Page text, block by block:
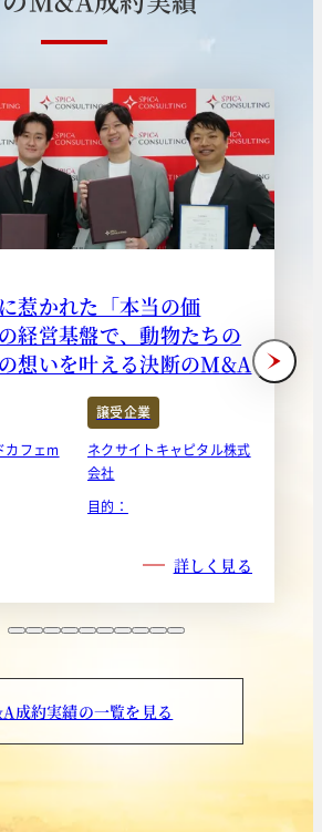
惹かれた「本当の価
経営基盤で、動物たちの
想いを叶える決断のM&A
譲受企業
カフェm
ネクサイトキャピタル株式
会社
目的：
詳しく見る
成約実績の一覧を見る